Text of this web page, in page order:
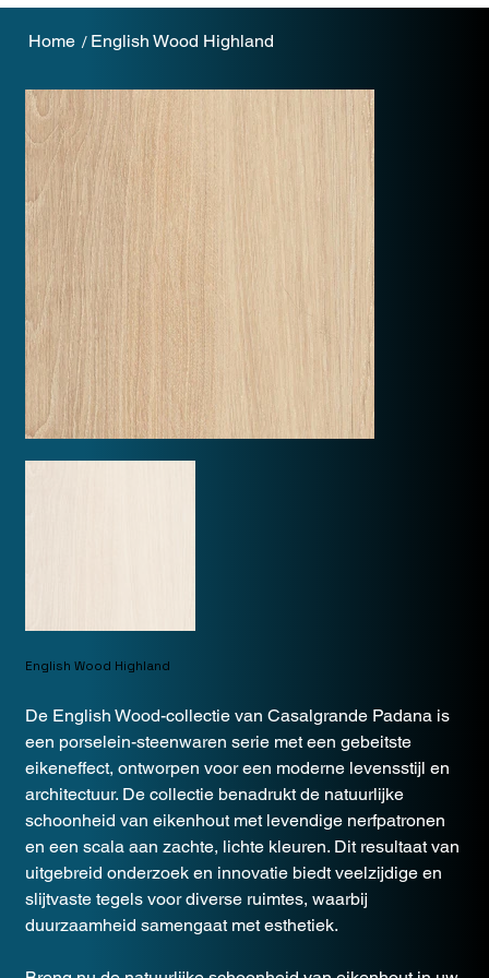
Home / English Wood Highland
English Wood Highland
De English Wood-collectie van Casalgrande Padana is
een porselein-steenwaren serie met een gebeitste
eikeneffect, ontworpen voor een moderne levensstijl en
architectuur. De collectie benadrukt de natuurlijke
schoonheid van eikenhout met levendige nerfpatronen
en een scala aan zachte, lichte kleuren. Dit resultaat van
uitgebreid onderzoek en innovatie biedt veelzijdige en
slijtvaste tegels voor diverse ruimtes, waarbij
duurzaamheid samengaat met esthetiek.